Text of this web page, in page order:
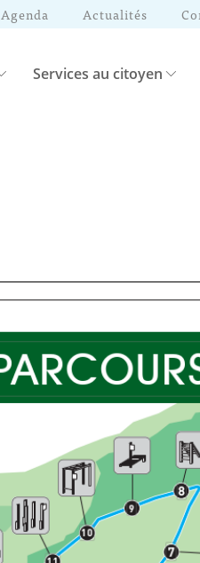
Agenda Actualités
Services au citoyen